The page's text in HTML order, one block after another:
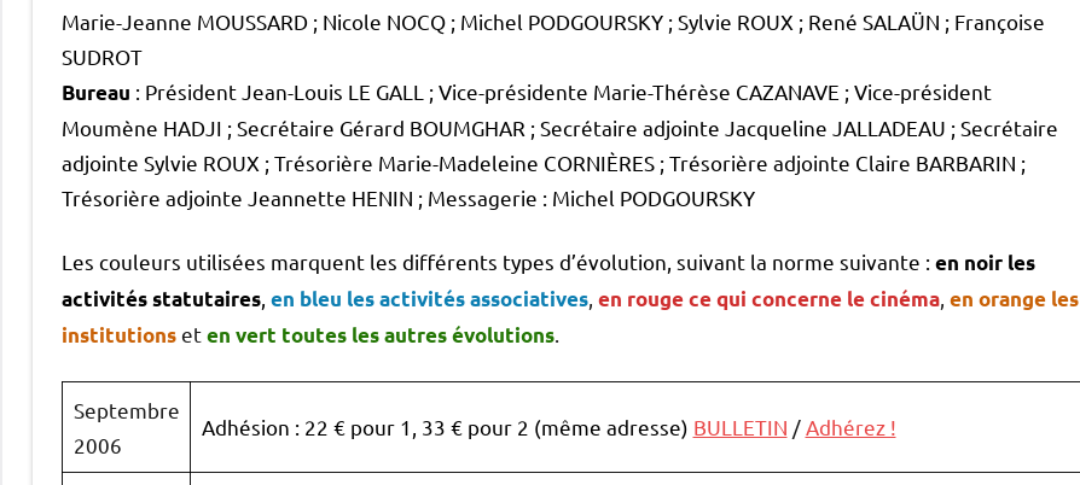
Marie-Jeanne MOUSSARD ; Nicole NOCQ ; Michel PODGOURSKY ; Sylvie ROUX ; René SALAÜN ; Françoise
SUDROT
Bureau : Président Jean-Louis LE GALL ; Vice-présidente Marie-Thérèse CAZANAVE ; Vice-président
Moumène HADJI ; Secrétaire Gérard BOUMGHAR ; Secrétaire adjointe Jacqueline JALLADEAU ; Secrétaire
adjointe Sylvie ROUX ; Trésorière Marie-Madeleine CORNIÈRES ; Trésorière adjointe Claire BARBARIN ;
Trésorière adjointe Jeannette HENIN ; Messagerie : Michel PODGOURSKY
Les couleurs utilisées marquent les différents types d’évolution, suivant la norme suivante : en noir les
activités statutaires en bleu les activités associatives en rouge ce qui concerne le cinéma en orange les
institutionseten vert toutes les autres évolutions
Septembre
2006
Adhésion : 22 € pour 1, 33 € pour 2 (même adresse) BULLETIN / Adhérez !